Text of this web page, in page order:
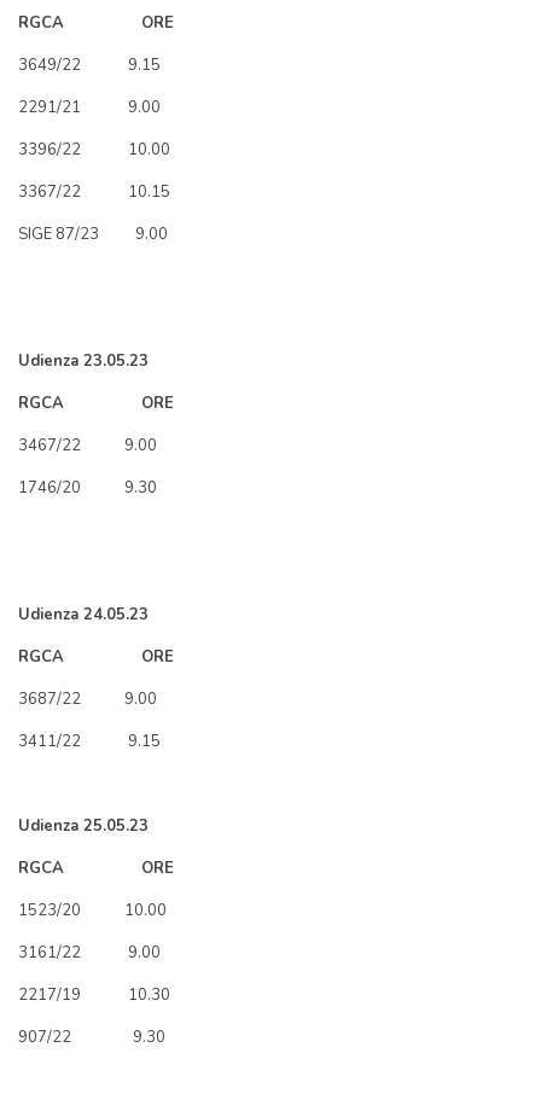
RGCA ORE
3649/22 9.15
2291/21 9.00
3396/22 10.00
3367/22 10.15
SIGE 87/23 9.00
Udienza 23.05.23
RGCA ORE
3467/22 9.00
1746/20 9.30
Udienza 24.05.23
RGCA ORE
3687/22 9.00
3411/22 9.15
Udienza 25.05.23
RGCA ORE
1523/20 10.00
3161/22 9.00
2217/19 10.30
907/22 9.30